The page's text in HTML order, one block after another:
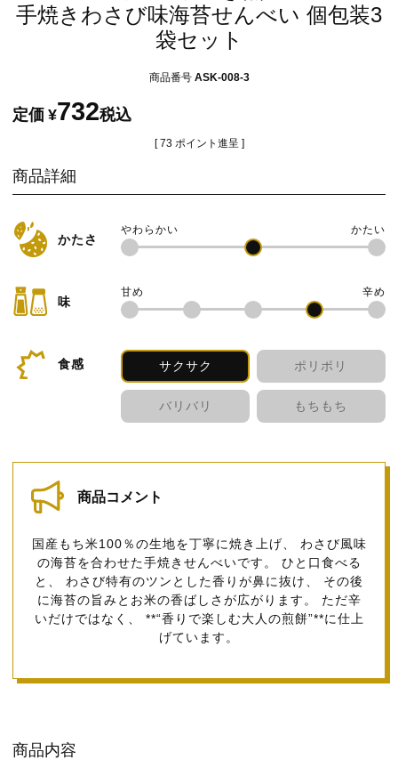
手焼きわさび味海苔せんべい 個包装3
袋セット
商品番号 ASK-008-3
定価 ¥732税込
[ 73 ポイント進呈 ]
商品詳細
かたさ
味
食感 サクサク ポリポリ
バリバリ もちもち
商品コメント
国産もち米100％の生地を丁寧に焼き上げ、 わさび風味
の海苔を合わせた手焼きせんべいです。 ひと口食べる
と、 わさび特有のツンとした香りが鼻に抜け、 その後
に海苔の旨みとお米の香ばしさが広がります。 ただ辛
いだけではなく、 **“香りで楽しむ大人の煎餅”**に仕上
げています。
商品内容